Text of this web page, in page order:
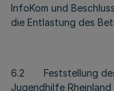
InfoKom und
die Entlastung des
6.2 Feststellung des
Jugendhilfe